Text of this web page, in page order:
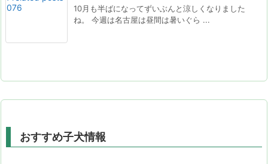
10月も半ばになってずいぶんと涼しくなりました
ね。 今週は名古屋は昼間は暑いぐら ...
おすすめ子犬情報